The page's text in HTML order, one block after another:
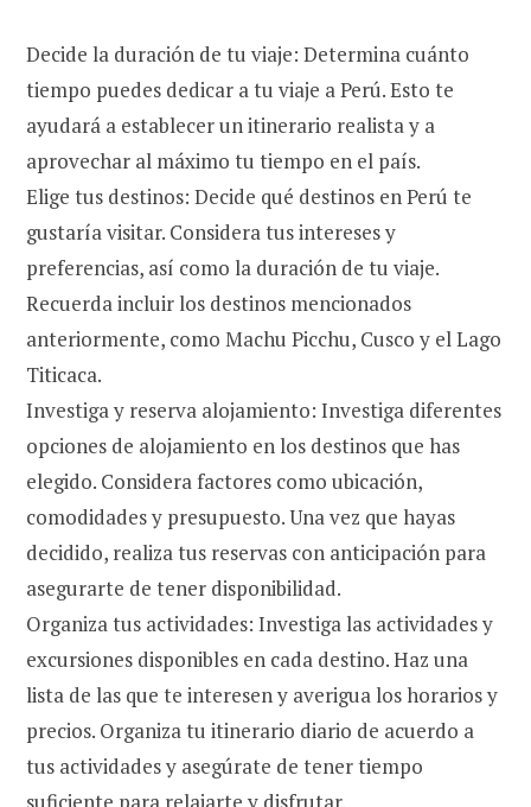
Decide la duración de tu viaje: Determina cuánto
tiempo puedes dedicar a tu viaje a Perú. Esto te
ayudará a establecer un itinerario realista y a
aprovechar al máximo tu tiempo en el país.
Elige tus destinos: Decide qué destinos en Perú te
gustaría visitar. Considera tus intereses y
preferencias, así como la duración de tu viaje.
Recuerda incluir los destinos mencionados
anteriormente, como Machu Picchu, Cusco y el Lago
Titicaca.
Investiga y reserva alojamiento: Investiga diferentes
opciones de alojamiento en los destinos que has
elegido. Considera factores como ubicación,
comodidades y presupuesto. Una vez que hayas
decidido, realiza tus reservas con anticipación para
asegurarte de tener disponibilidad.
Organiza tus actividades: Investiga las actividades y
excursiones disponibles en cada destino. Haz una
lista de las que te interesen y averigua los horarios y
precios. Organiza tu itinerario diario de acuerdo a
tus actividades y asegúrate de tener tiempo